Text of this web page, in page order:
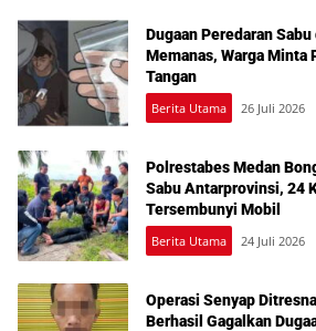
Dugaan Peredaran
Memanas, Warga Minta
Tangan
Berita Utama 26 Juli 2026
Polrestabes Medan
Sabu Antarprovinsi, 24
Tersembunyi Mobil
Berita Utama 24 Juli 2026
Operasi Senyap
Berhasil Gagalkan